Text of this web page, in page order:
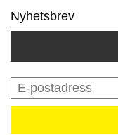
Nyhetsbrev